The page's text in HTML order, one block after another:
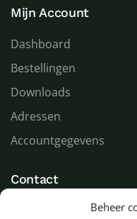
Beheer
Mijn Account
Dashboard
Bestellingen
Downloads
Adressen
Accountgegevens
Contact